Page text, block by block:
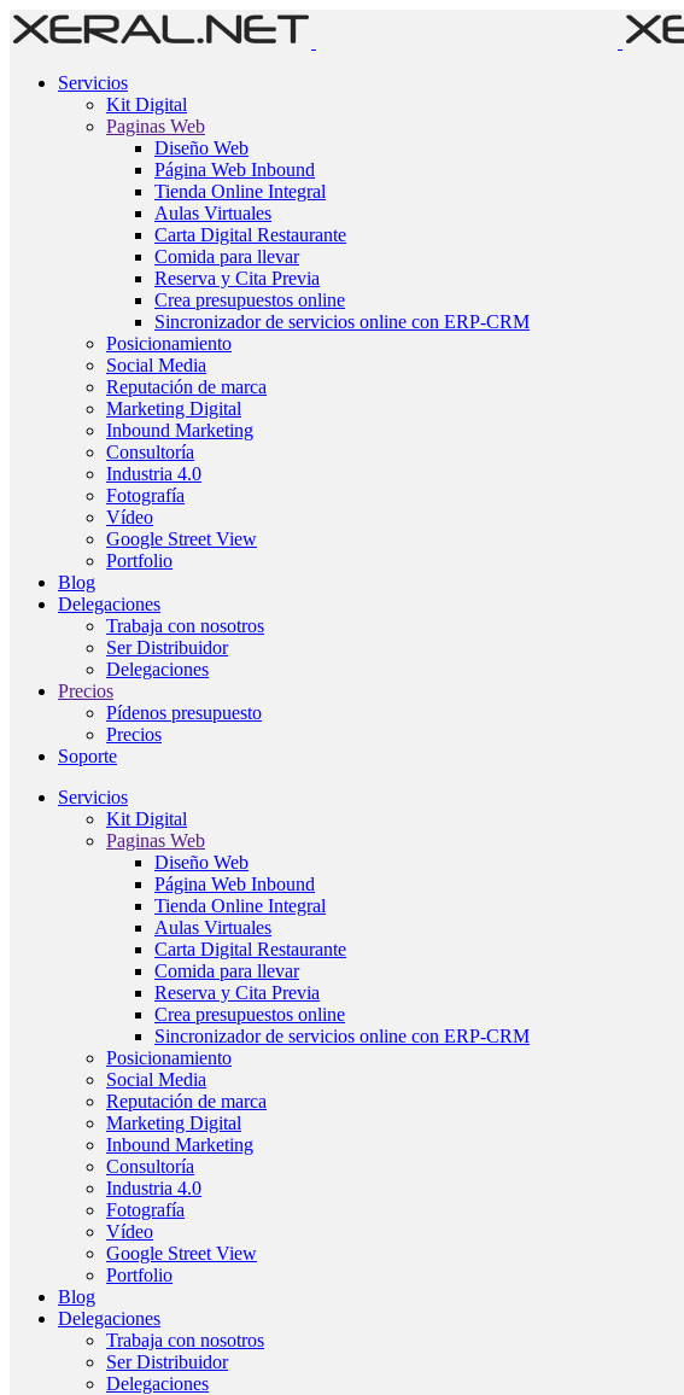
Servicios
Kit Digital
Paginas Web
Diseño Web
Página Web Inbound
Tienda Online Integral
Aulas Virtuales
Carta Digital Restaurante
Comida para llevar
Reserva y Cita Previa
Crea presupuestos online
Sincronizador de servicios online con ERP-CRM
Posicionamiento
Social Media
Reputación de marca
Marketing Digital
Inbound Marketing
Consultoría
Industria 4.0
Fotografía
Vídeo
Google Street View
Portfolio
Blog
Delegaciones
Trabaja con nosotros
Ser Distribuidor
Delegaciones
Precios
Pídenos presupuesto
Precios
Soporte
Servicios
Kit Digital
Paginas Web
Diseño Web
Página Web Inbound
Tienda Online Integral
Aulas Virtuales
Carta Digital Restaurante
Comida para llevar
Reserva y Cita Previa
Crea presupuestos online
Sincronizador de servicios online con ERP-CRM
Posicionamiento
Social Media
Reputación de marca
Marketing Digital
Inbound Marketing
Consultoría
Industria 4.0
Fotografía
Vídeo
Google Street View
Portfolio
Blog
Delegaciones
Trabaja con nosotros
Ser Distribuidor
Delegaciones